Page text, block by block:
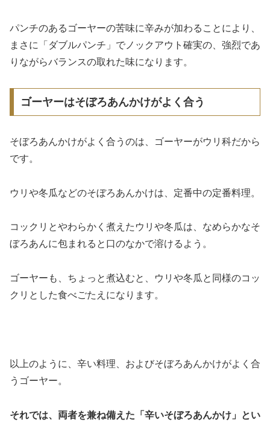
パンチのあるゴーヤーの苦味に辛みが加わることにより、
まさに「ダブルパンチ」でノックアウト確実の、強烈であ
りながらバランスの取れた味になります。
ゴーヤーはそぼろあんかけがよく合う
そぼろあんかけがよく合うのは、ゴーヤーがウリ科だから
です。
ウリや冬瓜などのそぼろあんかけは、定番中の定番料理。
コックリとやわらかく煮えたウリや冬瓜は、なめらかなそ
ぼろあんに包まれると口のなかで溶けるよう。
ゴーヤーも、ちょっと煮込むと、ウリや冬瓜と同様のコッ
クリとした食べごたえになります。
以上のように、辛い料理、およびそぼろあんかけがよく合
うゴーヤー。
それでは、両者を兼ね備えた「辛いそぼろあんかけ」とい